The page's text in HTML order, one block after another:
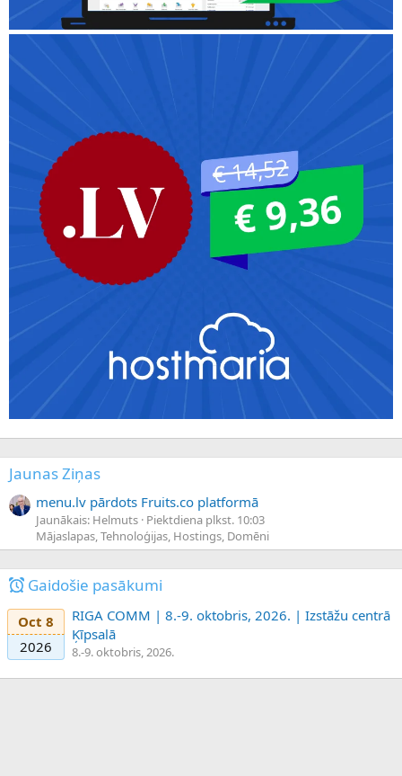
Jaunas Ziņas
menu.lv pārdots Fruits.co platformā
Jaunākais: Helmuts Piektdiena plkst. 10:03
Mājaslapas, Tehnoloģijas, Hostings, Domēni
Gaidošie pasākumi
Oct 8
2026
RIGA COMM | 8.-9. oktobris, 2026. | Izstāžu centrā
Ķīpsalā
8.-9. oktobris, 2026.